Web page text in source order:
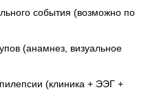
события (возможно по
(анамнез, визуальное
(клиника + ЭЭГ +